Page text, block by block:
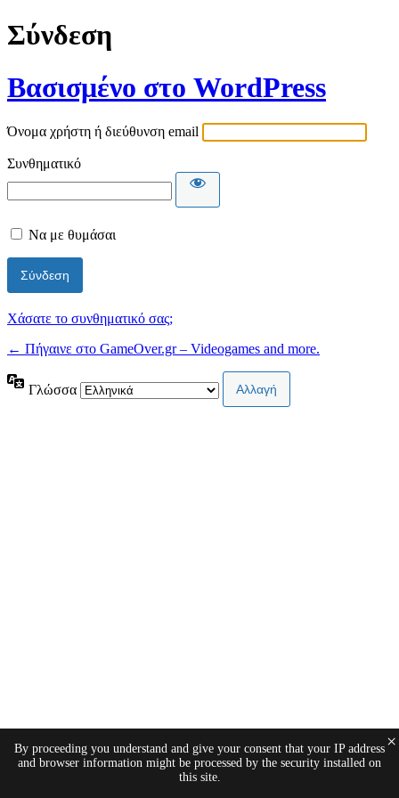
Σύνδεση
Βασισμένο στο WordPress
Όνομα χρήστη ή διεύθυνση email
Συνθηματικό
Να με θυμάσαι
Χάσατε το συνθηματικό σας;
← Πήγαινε στο GameOver.gr – Videogames and more.
Γλώσσα
By proceeding you understand and give your consent that your IP address
and browser information might be processed by the security installed on
this site.
×